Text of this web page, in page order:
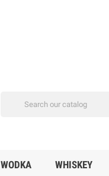
WODKA WHISKEY